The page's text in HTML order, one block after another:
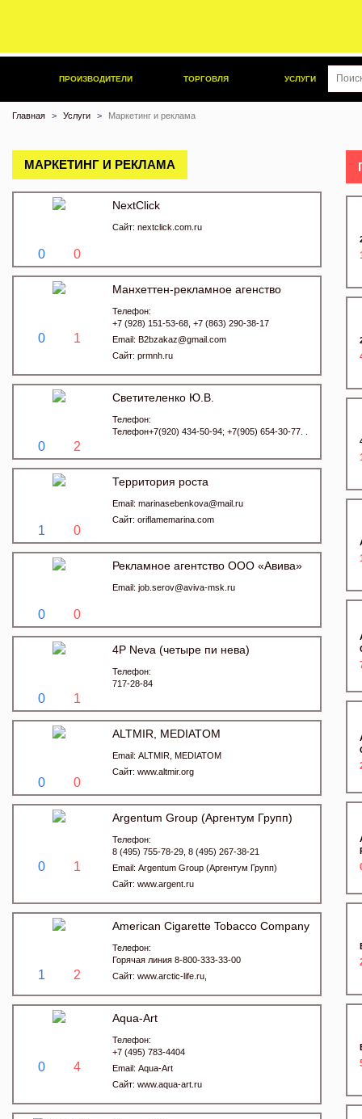
ПРОИЗВОДИТЕЛИ ТОРГОВЛЯ УСЛУГИ
Главная Услуги Маркетинг и реклама
МАРКЕТИНГ И РЕКЛАМА
0 0
NextClick
Сайт: nextclick.com.ru
0 1
Манхеттен-рекламное агенство
Телефон:
+7 (928) 151-53-68, +7 (863) 290-38-17
Email: B2bzakaz@gmail.com
Сайт: prmnh.ru
0 2
Светителенко Ю.В.
Телефон:
Телефон+7(920) 434-50-94; +7(905) 654-30-77. .
1 0
Территория роста
Email: marinasebenkova@mail.ru
Сайт: oriflamemarina.com
0 0
Рекламное агентство ООО «Авива»
Email: job.serov@aviva-msk.ru
0 1
4P Neva (четыре пи нева)
Телефон:
717-28-84
0 0
ALTMIR, MEDIATOM
Email: ALTMIR, MEDIATOM
Сайт: www.altmir.org
0 1
Argentum Group (Аргентум Групп)
Телефон:
8 (495) 755-78-29, 8 (495) 267-38-21
Email: Argentum Group (Аргентум Групп)
Сайт: www.argent.ru
1 2
American Cigarette Tobacco Company
Телефон:
Горячая линия 8-800-333-33-00
Сайт: www.arctic-life.ru,
0 4
Aqua-Art
Телефон:
+7 (495) 783-4404
Email: Aqua-Art
Сайт: www.aqua-art.ru